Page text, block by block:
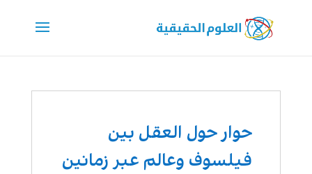
حوار حول العقل بين
فيلسوف وعالم عبر زمانين